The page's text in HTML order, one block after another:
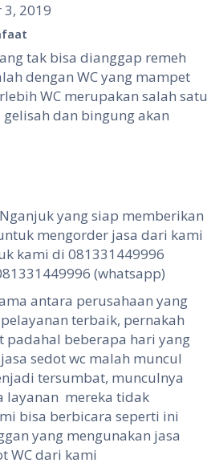
2019
tak bisa dianggap remeh
dengan WC yang mampet
WC merupakan salah satu
dan bingung akan
yang siap memberikan
mengorder jasa dari kami
kami di 081331449996
(whatsapp)
antara perusahaan yang
terbaik, pernakah
padahal beberapa hari yang
sedot wc malah muncul
tersumbat, munculnya
layanan mereka tidak
bisa berbicara seperti ini
yang mengunakan jasa
WC dari kami